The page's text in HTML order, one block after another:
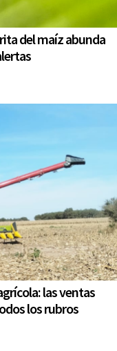
del maíz abunda
las ventas
los rubros